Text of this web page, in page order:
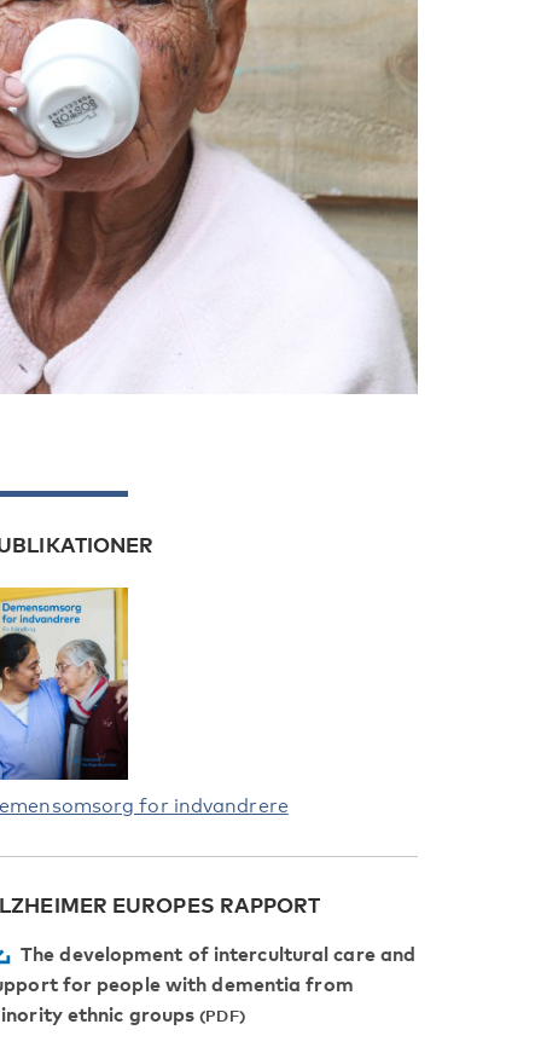
for indvandrere
EUROPES RAPPORT
The development of intercultural care and
for people with dementia from
ethnic groups